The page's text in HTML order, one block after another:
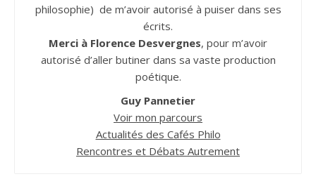
philosophie) de m’avoir autorisé à puiser dans ses
écrits.
Merci à Florence Desvergnes, pour m’avoir
autorisé d’aller butiner dans sa vaste production
poétique.
Guy Pannetier
Voir mon parcours
Actualités des Cafés Philo
Rencontres et Débats Autrement